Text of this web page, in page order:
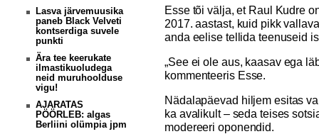
Lasva järvemuusika
paneb Black Velveti
kontserdiga suvele
punkti
Ära tee keerukate
ilmastikuoludega
neid muruhoolduse
vigu!
AJARATAS
PÖÖRLEB: algas
Berliini olümpia jpm
Esse tõi välja, et Raul Kudre
2017. aastast, kuid pikk
anda eelise tellida teenuseid
„See ei ole aus, kaasav ega
kommenteeris Esse.
Nädalapäevad hiljem esitas
ka avalikult – seda teises
modereeri oponendid.